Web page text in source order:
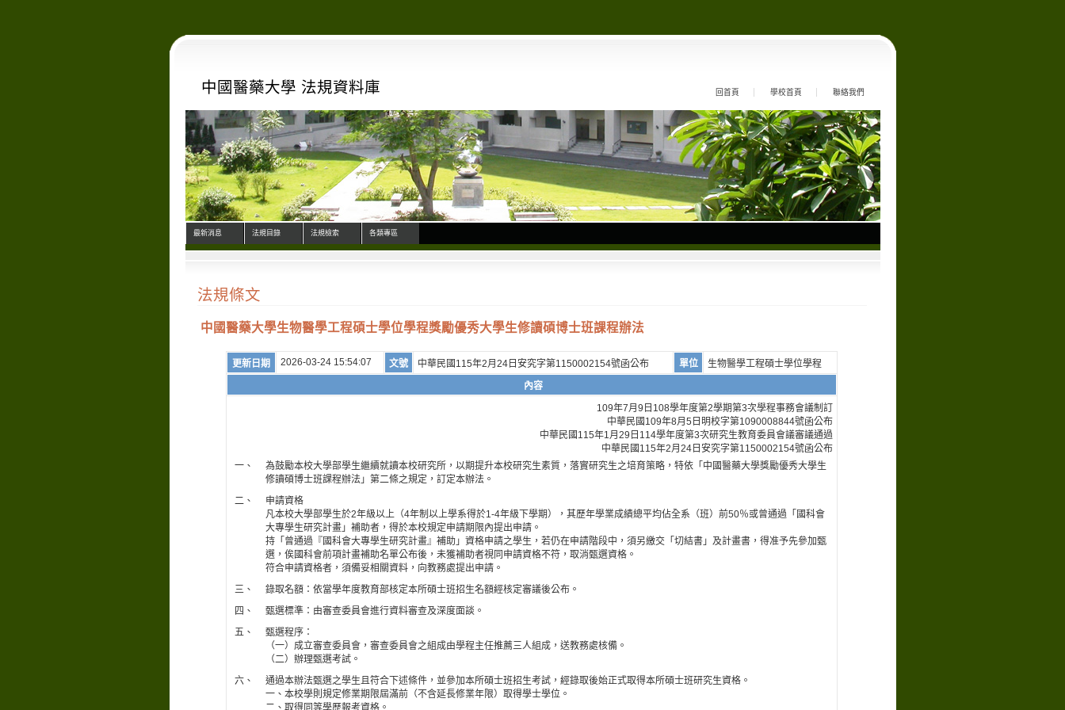
中國醫藥大學 法規資料庫 回首頁 學校首頁 聯絡我們
最新消息 法規目錄 法規檢索 各類專區
法規條文
中國醫藥大學生物醫學工程碩士學位學程獎勵優秀大學生修讀碩博士班課程辦法
更新日期 2026-03-24 15:54:07 文號 中華民國115年2月24日安究字第1150002154號函公布 單位
生物醫學工程碩士學位學程
內容
109年7月9日108學年度第2學期第3次學程事務會議制訂
中華民國109年8月5日明校字第1090008844號函公布
中華民國115年1月29日114學年度第3次研究生教育委員會議審議通過
中華民國115年2月24日安究字第1150002154號函公布
一、
為鼓勵本校大學部學生繼續就讀本校研究所，以期提升本校研究生素質，落實研究生之培育策略，特依「中國醫藥大學獎勵優秀大學生
修讀碩博士班課程辦法」第二條之規定，訂定本辦法。
二、
申請資格
凡本校大學部學生於2年級以上（4年制以上學系得於1-4年級下學期），其歷年學業成績總平均佔全系（班）前50％或曾通過「國科會
大專學生研究計畫」補助者，得於本校規定申請期限內提出申請。
持「曾通過『國科會大專學生研究計畫』補助」資格申請之學生，若仍在申請階段中，須另繳交「切結書」及計畫書，得准予先參加甄
選，俟國科會前項計畫補助名單公布後，未獲補助者視同申請資格不符，取消甄選資格。
符合申請資格者，須備妥相關資料，向教務處提出申請。
三、
錄取名額：依當學年度教育部核定本所碩士班招生名額經核定審議後公布。
四、
甄選標準：由審查委員會進行資料審查及深度面談。
五、
甄選程序：
（一）成立審查委員會，審查委員會之組成由學程主任推薦三人組成，送教務處核備。
（二）辦理甄選考試。
六、
通過本辦法甄選之學生且符合下述條件，並參加本所碩士班招生考試，經錄取後始正式取得本所碩士班研究生資格。
一、本校學則規定修業期限屆滿前（不含延長修業年限）取得學士學位。
二、取得同等學歷報考資格。